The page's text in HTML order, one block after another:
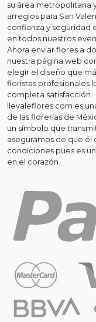
su área metropolitana
arreglos para San
confianza y seguridad
en todos nuestros
Ahora enviar flores a
nuestra página web
elegir el diseño que
floristas profesionales
completa satisfacción.
llevaleflores.com es
de las florerías de
un símbolo que
aseguramos de que él
condiciones pues es
en el corazón.